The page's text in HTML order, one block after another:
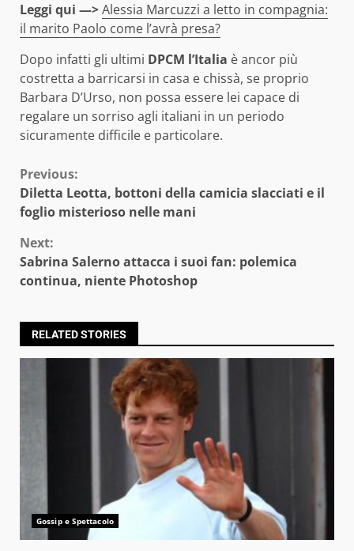
Leggi qui —>Alessia Marcuzzi a letto in compagnia:
il marito Paolo come l’avrà presa?
Dopo infatti gli ultimi DPCM l’Italia è ancor più
costretta a barricarsi in casa e chissà, se proprio
Barbara D’Urso, non possa essere lei capace di
regalare un sorriso agli italiani in un periodo
sicuramente difficile e particolare.
Continue
Reading
Previous:
Diletta Leotta, bottoni della camicia slacciati e il
foglio misterioso nelle mani
Next:
Sabrina Salerno attacca i suoi fan: polemica
continua, niente Photoshop
RELATED STORIES
Gossip e Spettacolo